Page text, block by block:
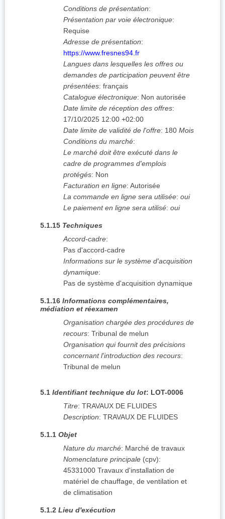
Conditions de présentation:
Présentation par voie électronique:
Requise
Adresse de présentation:
https://www.fresnes94.fr
Langues dans lesquelles les offres ou
demandes de participation peuvent être
présentées: français
Catalogue électronique: Non autorisée
Date limite de réception des offres:
17/10/2025 12:00 +02:00
Date limite de validité de l'offre: 180 Mois
Conditions du marché:
Le marché doit être exécuté dans le
cadre de programmes d'emplois
protégés: Non
Facturation en ligne: Autorisée
La commande en ligne sera utilisée: oui
Le paiement en ligne sera utilisé: oui
5.1.15 Techniques
Accord-cadre:
Pas d'accord-cadre
Informations sur le système d'acquisition
dynamique:
Pas de système d'acquisition dynamique
5.1.16 Informations complémentaires,
médiation et réexamen
Organisation chargée des procédures de
recours: Tribunal de melun
Organisation qui fournit des précisions
concernant l'introduction des recours:
Tribunal de melun
5.1 Identifiant technique du lot: LOT-0006
Titre: TRAVAUX DE FLUIDES
Description: TRAVAUX DE FLUIDES
5.1.1 Objet
Nature du marché: Marché de travaux
Nomenclature principale (cpv):
45331000 Travaux d'installation de
matériel de chauffage, de ventilation et
de climatisation
5.1.2 Lieu d'exécution